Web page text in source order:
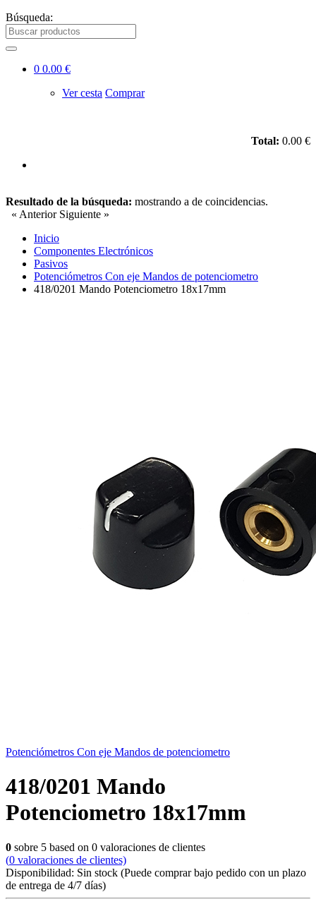
Búsqueda:
0 0.00 €
Ver cesta Comprar
Total: 0.00 €
Resultado de la búsqueda: mostrando a de coincidencias.
« Anterior Siguiente »
Inicio
Componentes Electrónicos
Pasivos
Potenciómetros Con eje Mandos de potenciometro
418/0201 Mando Potenciometro 18x17mm
Potenciómetros Con eje Mandos de potenciometro
418/0201 Mando
Potenciometro 18x17mm
0 sobre 5 based on 0 valoraciones de clientes
(0 valoraciones de clientes)
Disponibilidad: Sin stock (Puede comprar bajo pedido con un plazo
de entrega de 4/7 días)